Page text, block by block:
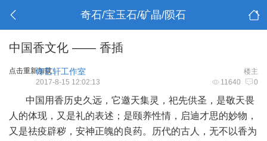
奇石/宝玉石/矿晶/陨石
中国香文化 —— 香插
点击重新加载 楼主
锋艺轩工作室
11640 0
2017-8-15 12:02:13
中国用香历史久远，它邀天集灵，祀先供圣，是敬天畏
人的体现，又是礼的表述；是颐养性情，启迪才思的妙物，
又是祛疫辟秽，安神正魄的良药。历代的古人，无不以香为